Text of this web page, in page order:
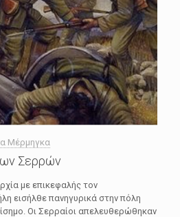
Μέρμηγκα
Σερρών
με επικεφαλής τον
εισήλθε πανηγυρικά στην πόλη
Οι Σερραίοι απελευθερώθηκαν